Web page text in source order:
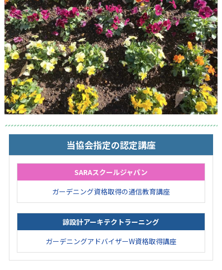
当協会指定の認定講座
SARAスクールジャパン
ガーデニング資格取得の通信教育講座
諒設計アーキテクトラーニング
ガーデニングアドバイザーW資格取得講座